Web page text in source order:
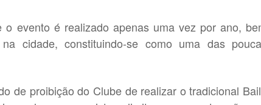
evento é realizado apenas uma vez por ano,
cidade, constituindo-se como uma das
de proibição do Clube de realizar o tradicional